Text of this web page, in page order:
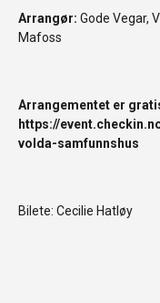
Arrangør: Gode Vegar,
Mafoss
Arrangementet er
https://
volda-samfunnshus
Bilete: Cecilie Hatløy